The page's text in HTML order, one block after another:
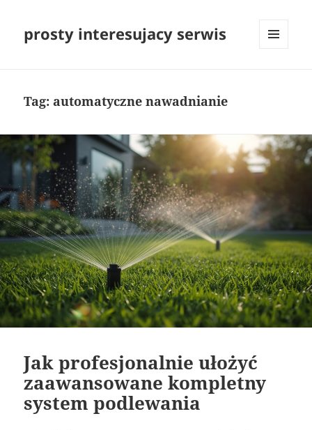
prosty interesujacy serwis
Tag: automatyczne nawadnianie
Jak profesjonalnie ułożyć
zaawansowane kompletny
system podlewania